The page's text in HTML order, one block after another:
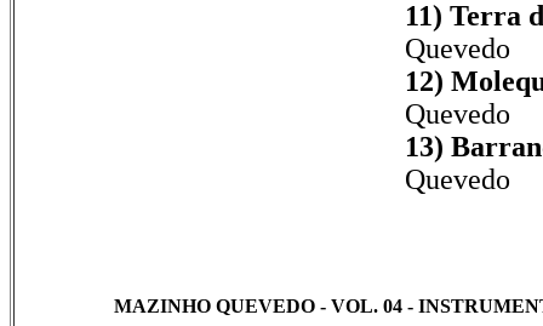
11) Terra
Quevedo
12)
Quevedo
13)
Quevedo
MAZINHO QUEVEDO - VOL. 04 -